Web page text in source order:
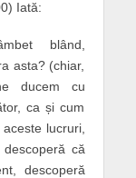
Iată:
blând,
asta? (chiar,
ducem cu
ca și cum
lucruri,
descoperă că
descoperă